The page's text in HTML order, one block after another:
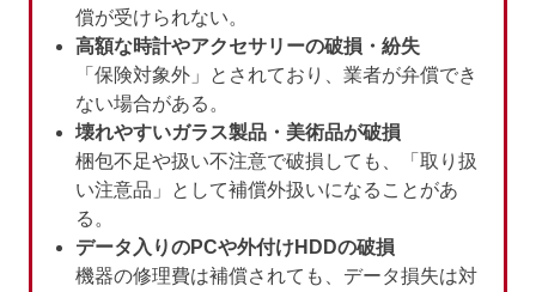
償が受けられない。
高額な時計やアクセサリーの破損・紛失
「保険対象外」とされており、業者が弁償でき
ない場合がある。
壊れやすいガラス製品・美術品が破損
梱包不足や扱い不注意で破損しても、「取り扱
い注意品」として補償外扱いになることがあ
る。
データ入りのPCや外付けHDDの破損
機器の修理費は補償されても、データ損失は対